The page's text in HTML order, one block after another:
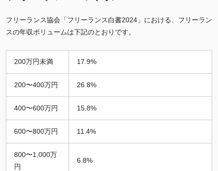
フリーランス協会「フリーランス白書2024」における、フリーラン
スの年収ボリュームは下記のとおりです。
200万円未満 17.9%
200〜400万円 26.8%
400〜600万円 15.8%
600〜800万円 11.4%
800〜1,000万
円
6.8%